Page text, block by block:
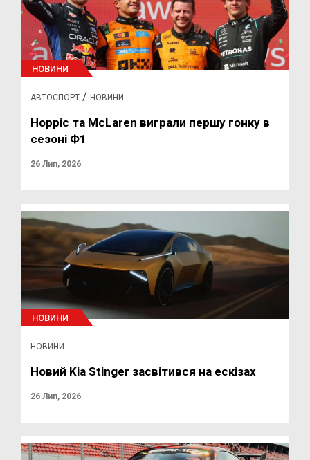
НОВИНИ
АВТОСПОРТ / НОВИНИ
Норріс та McLaren виграли першу гонку в
сезоні Ф1
26 Лип, 2026
НОВИНИ
НОВИНИ
Новий Kia Stinger засвітився на ескізах
26 Лип, 2026